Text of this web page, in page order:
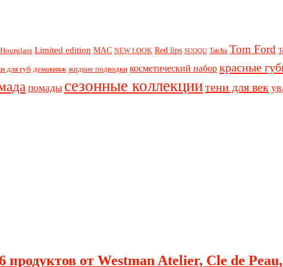
Hourglass Limited edition MAC NEW LOOK Red lips SUQQU Tatcha Tom Ford
для губ демакияж жидкие подводки косметический набор красные
помады сезонные коллекциитени для век
от Westman Atelier, Cle de